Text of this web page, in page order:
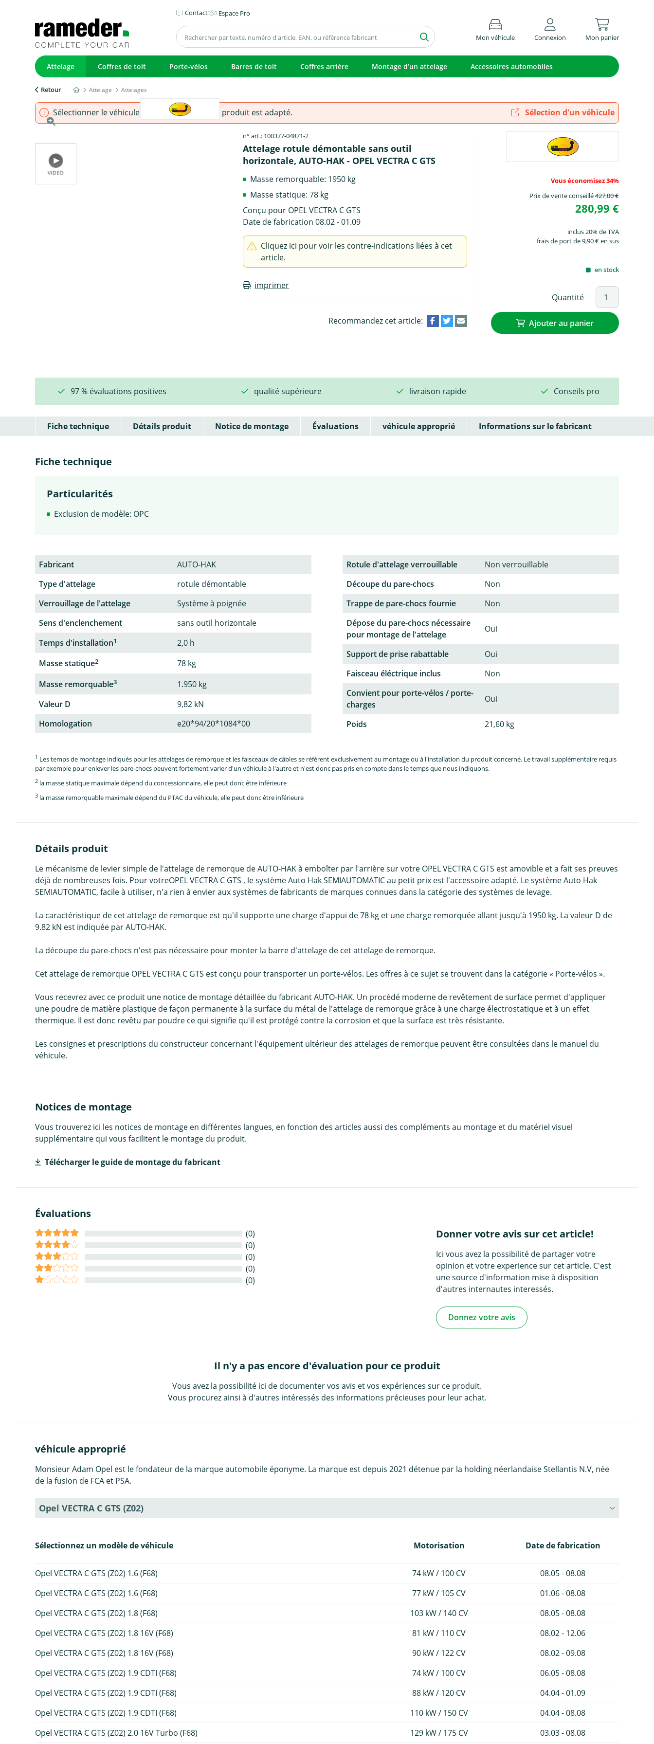
Contact Espace Pro
Mon véhicule Connexion Mon panier
Attelage Coffres de toit Porte-vélos Barres de toit Coffres arrière Montage d’un attelage Accessoires automobiles
Retour Attelage Attelages
Sélectionner le véhicule pour s'assurer que le produit est adapté. Sélection d'un véhicule
n° art.: 100377-04871-2
Attelage rotule démontable sans outil
horizontale, AUTO-HAK - OPEL VECTRA C GTS
Masse remorquable: 1950 kg
Masse statique: 78 kg
Conçu pour OPEL VECTRA C GTS
Date de fabrication 08.02 - 01.09
Cliquez ici pour voir les contre-indications liées à cet
article.
imprimer
Recommandez cet article:
Vous économisez 34%
Prix de vente conseillé427,00 €
280,99 €
inclus 20% de TVA
frais de port de 9,90 € en sus
en stock
Quantité
Ajouter au panier
97 % évaluations positives qualité supérieure livraison rapide Conseils pro
Fiche technique Détails produit Notice de montage Évaluations véhicule approprié Informations sur le fabricant
Fiche technique
Particularités
Exclusion de modèle: OPC
Fabricant
AUTO-HAK
Type d'attelage
rotule démontable
Verrouillage de l'attelage
Système à poignée
Sens d'enclenchement
sans outil horizontale
Temps d'installation1
2,0 h
Masse statique2
78 kg
Masse remorquable3
1.950 kg
Valeur D
9,82 kN
Homologation
e20*94/20*1084*00
Rotule d'attelage verrouillable
Non verrouillable
Découpe du pare-chocs
Non
Trappe de pare-chocs fournie
Non
Dépose du pare-chocs nécessaire
pour montage de l'attelage
Oui
Support de prise rabattable
Oui
Faisceau éléctrique inclus
Non
Convient pour porte-vélos / porte-
charges
Oui
Poids 21,60 kg
1 Les temps de montage indiqués pour les attelages de remorque et les faisceaux de câbles se réfèrent exclusivement au montage ou à l'installation du produit concerné. Le travail supplémentaire requis
par exemple pour enlever les pare-chocs peuvent fortement varier d'un véhicule à l'autre et n'est donc pas pris en compte dans le temps que nous indiquons.
2 la masse statique maximale dépend du concessionnaire, elle peut donc être inférieure
3 la masse remorquable maximale dépend du PTAC du véhicule, elle peut donc être inférieure
Détails produit
Le mécanisme de levier simple de l'attelage de remorque de AUTO-HAK à emboîter par l'arrière sur votre OPEL VECTRA C GTS est amovible et a fait ses preuves
déjà de nombreuses fois. Pour votreOPEL VECTRA C GTS , le système Auto Hak SEMIAUTOMATIC au petit prix est l'accessoire adapté. Le système Auto Hak
SEMIAUTOMATIC, facile à utiliser, n'a rien à envier aux systèmes de fabricants de marques connues dans la catégorie des systèmes de levage.
La caractéristique de cet attelage de remorque est qu'il supporte une charge d'appui de 78 kg et une charge remorquée allant jusqu'à 1950 kg. La valeur D de
9.82 kN est indiquée par AUTO-HAK.
La découpe du pare-chocs n'est pas nécessaire pour monter la barre d'attelage de cet attelage de remorque.
Cet attelage de remorque OPEL VECTRA C GTS est conçu pour transporter un porte-vélos. Les offres à ce sujet se trouvent dans la catégorie « Porte-vélos ».
Vous recevrez avec ce produit une notice de montage détaillée du fabricant AUTO-HAK. Un procédé moderne de revêtement de surface permet d'appliquer
une poudre de matière plastique de façon permanente à la surface du métal de l'attelage de remorque grâce à une charge électrostatique et à un effet
thermique. Il est donc revêtu par poudre ce qui signifie qu'il est protégé contre la corrosion et que la surface est très résistante.
Les consignes et prescriptions du constructeur concernant l'équipement ultérieur des attelages de remorque peuvent être consultées dans le manuel du
véhicule.
Notices de montage
Vous trouverez ici les notices de montage en différentes langues, en fonction des articles aussi des compléments au montage et du matériel visuel
supplémentaire qui vous facilitent le montage du produit.
Télécharger le guide de montage du fabricant
Évaluations
(0)
(0)
(0)
(0)
(0)
Donner votre avis sur cet article!
Ici vous avez la possibilité de partager votre
opinion et votre experience sur cet article. C'est
une source d'information mise à disposition
d'autres internautes interessés.
Donnez votre avis
Il n'y a pas encore d'évaluation pour ce produit
Vous avez la possibilité ici de documenter vos avis et vos expériences sur ce produit.
Vous procurez ainsi à d'autres intéressés des informations précieuses pour leur achat.
véhicule approprié
Monsieur Adam Opel est le fondateur de la marque automobile éponyme. La marque est depuis 2021 détenue par la holding néerlandaise Stellantis N.V, née
de la fusion de FCA et PSA.
Opel VECTRA C GTS (Z02)
Sélectionnez un modèle de véhicule Motorisation Date de fabrication
Opel VECTRA C GTS (Z02) 1.6 (F68) 74 kW / 100 CV
08.05 - 08.08
Opel VECTRA C GTS (Z02) 1.6 (F68)
77 kW / 105 CV
01.06 - 08.08
Opel VECTRA C GTS (Z02) 1.8 (F68)
103 kW / 140 CV
08.05 - 08.08
Opel VECTRA C GTS (Z02) 1.8 16V (F68)
81 kW / 110 CV
08.02 - 12.06
Opel VECTRA C GTS (Z02) 1.8 16V (F68)
90 kW / 122 CV
08.02 - 09.08
Opel VECTRA C GTS (Z02) 1.9 CDTI (F68)
74 kW / 100 CV
06.05 - 08.08
Opel VECTRA C GTS (Z02) 1.9 CDTI (F68)
88 kW / 120 CV
04.04 - 01.09
Opel VECTRA C GTS (Z02) 1.9 CDTI (F68)
110 kW / 150 CV
04.04 - 08.08
Opel VECTRA C GTS (Z02) 2.0 16V Turbo (F68)
129 kW / 175 CV 03.03 - 08.08